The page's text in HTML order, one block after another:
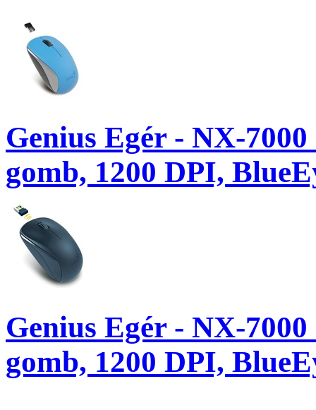
Genius Egér - NX-
gomb, 1200 DPI,
Genius Egér - NX-
gomb, 1200 DPI,